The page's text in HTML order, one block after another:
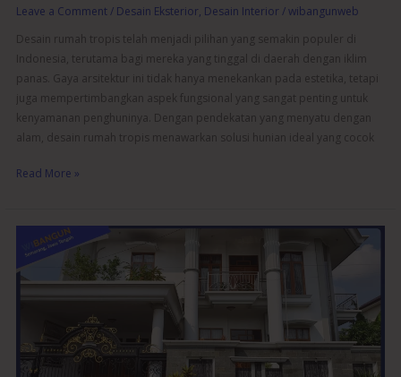
Leave a Comment / Desain Eksterior, Desain Interior /wibangunweb
Desain rumah tropis telah menjadi pilihan yang semakin populer di
Indonesia, terutama bagi mereka yang tinggal di daerah dengan iklim
panas. Gaya arsitektur ini tidak hanya menekankan pada estetika, tetapi
juga mempertimbangkan aspek fungsional yang sangat penting untuk
kenyamanan penghuninya. Dengan pendekatan yang menyatu dengan
alam, desain rumah tropis menawarkan solusi hunian ideal yang cocok
Read More »
Desain
Rumah
Klasik:
Arsitektur